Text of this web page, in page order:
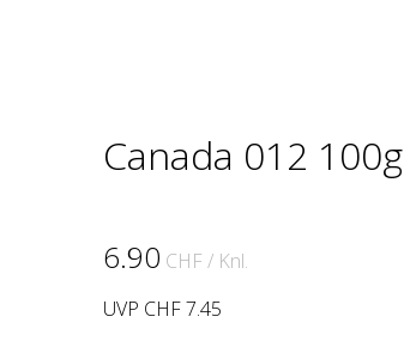
Canada 012 100g
6.90 CHF / Knl.
UVP CHF 7.45